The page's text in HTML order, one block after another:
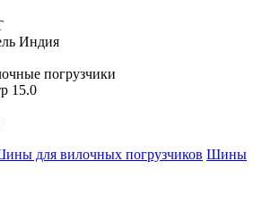
Индия
погрузчики
15.0
для вилочных погрузчиков Шины